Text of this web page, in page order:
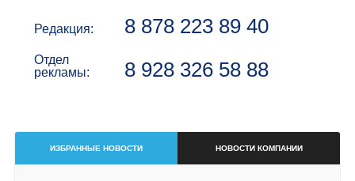
Редакция: 8 878 223 89 40
Отдел
рекламы:
8 928 326 58 88
ИЗБРАННЫЕ НОВОСТИ НОВОСТИ КОМПАНИИ